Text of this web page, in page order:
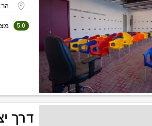
5.0
דרך